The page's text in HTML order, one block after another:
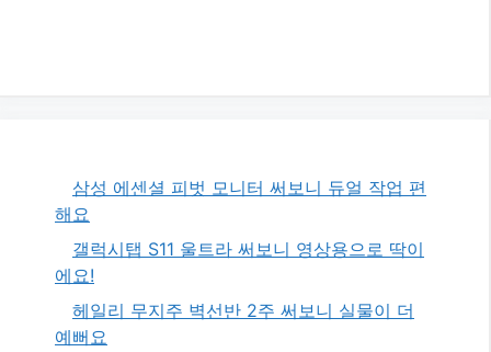
삼성 에센셜 피벗 모니터 써보니 듀얼 작업 편
해요
갤럭시탭 S11 울트라 써보니 영상용으로 딱이
에요!
헤일리 무지주 벽선반 2주 써보니 실물이 더
예뻐요